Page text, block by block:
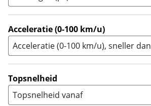
Zijspan (0)
Acceleratie (0-100 km/u)
Acceleratie (0-100 km/u), sneller dan
Topsnelheid
Topsnelheid vanaf